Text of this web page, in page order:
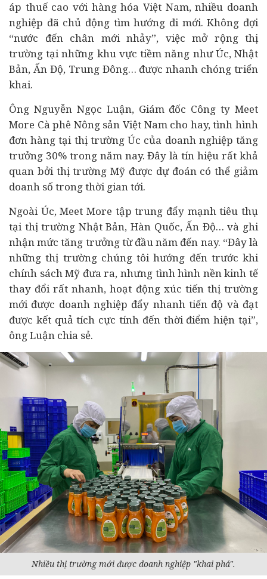
áp thuế cao với hàng hóa Việt Nam, nhiều doanh
nghiệp đã chủ động tìm hướng đi mới. Không đợi
“nước đến chân mới nhảy”, việc mở rộng thị
trường tại những khu vực tiềm năng như Úc, Nhật
Bản, Ấn Độ, Trung Đông… được nhanh chóng triển
khai.
Ông Nguyễn Ngọc Luận, Giám đốc Công ty Meet
More Cà phê Nông sản Việt Nam cho hay, tình hình
đơn hàng tại thị trường Úc của doanh nghiệp tăng
trưởng 30% trong năm nay. Đây là tín hiệu rất khả
quan bởi thị trường Mỹ được dự đoán có thể giảm
doanh số trong thời gian tới.
Ngoài Úc, Meet More tập trung đẩy mạnh tiêu thụ
tại thị trường Nhật Bản, Hàn Quốc, Ấn Độ… và ghi
nhận mức tăng trưởng từ đầu năm đến nay. “Đây là
những thị trường chúng tôi hướng đến trước khi
chính sách Mỹ đưa ra, nhưng tình hình nềnkinh tế
thay đổi rất nhanh, hoạt động xúc tiến thị trường
mới được doanh nghiệp đẩy nhanh tiến độ và đạt
được kết quả tích cực tính đến thời điểm hiện tại”,
ông Luận chia sẻ.
Nhiều thị trường mới được doanh nghiệp "khai phá".